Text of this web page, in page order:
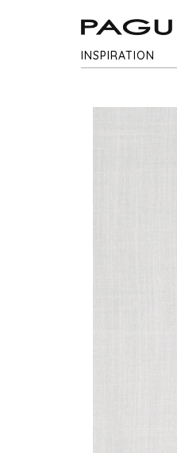
INSPIRATION